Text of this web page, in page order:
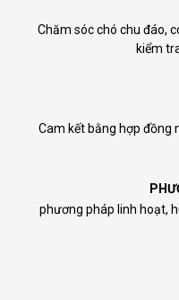
Chăm sóc chó chu đáo,
kiểm
Cam kết bằng hợp đồng
phương pháp linh hoạt,